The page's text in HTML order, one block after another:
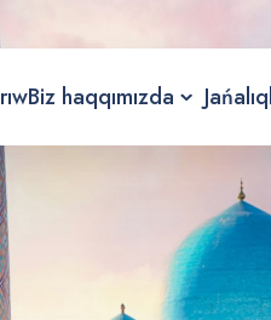
Biz haqqımızda